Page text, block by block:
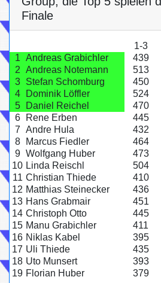
Finale
1-3
1 Andreas Grabichler 439
2 Andreas Notemann 513
3
Stefan Schomburg 450
4
Dominik Löffler 524
5
Daniel Reichel 470
6
Rene Erben 445
7 Andre Hula 432
8
Marcus Fiedler 464
9 Wolfgang Huber 473
10 Linda Reischl 504
11 Christian Thiede 410
12 Matthias Steinecker 436
13 Hans Grabmair 451
14 Christoph Otto 445
15 Manu Grabichler 411
16 Niklas Kabel 395
17 Uli Thiede 435
18 Uto Munsert 393
19 Florian Huber 379